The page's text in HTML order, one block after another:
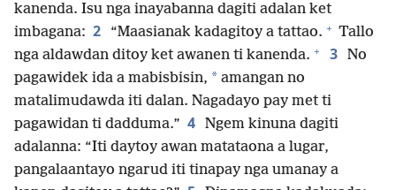
kanenda. Isu nga inayabanna dagiti adalan ket
imbagana: 2 “Maasianak kadagitoy a tattao. + Tallo
nga aldawdan ditoy ket awanen ti kanenda. + 3 No
pagawidek ida a mabisbisin, * amangan no
matalimudawda iti dalan. Nagadayo pay met ti
pagawidan ti dadduma.” 4 Ngem kinuna dagiti
adalanna: “Iti daytoy awan matataona a lugar,
pangalaantayo ngarud iti tinapay nga umanay a